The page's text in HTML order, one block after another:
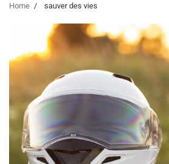
Home sauver des vies